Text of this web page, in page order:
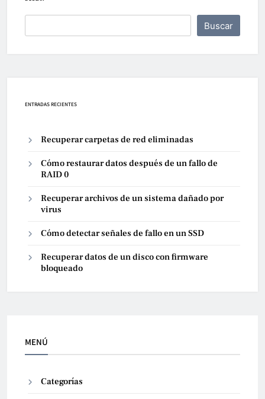
Buscar
ENTRADAS RECIENTES
Recuperar carpetas de red eliminadas
Cómo restaurar datos después de un fallo de
RAID 0
Recuperar archivos de un sistema dañado por
virus
Cómo detectar señales de fallo en un SSD
Recuperar datos de un disco con firmware
bloqueado
MENÚ
Categorías